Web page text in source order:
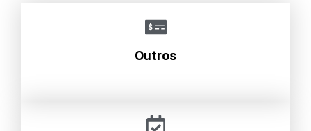
Outros